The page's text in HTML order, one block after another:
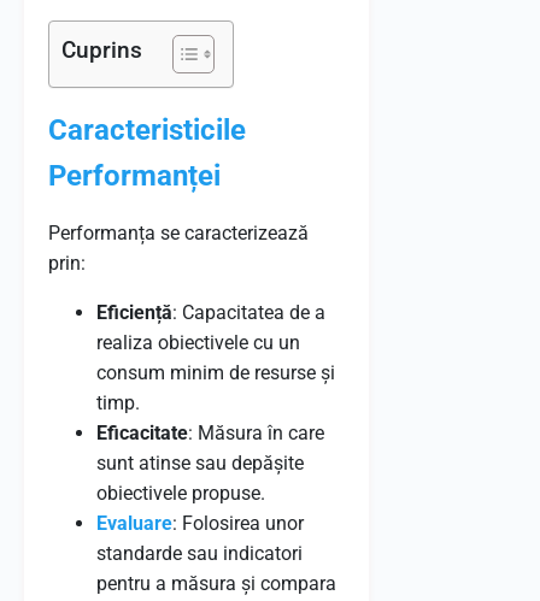
Cuprins
Caracteristicile
Performanței
Performanța se caracterizează
prin:
Eficiență: Capacitatea de a
realiza obiectivele cu un
consum minim de resurse și
timp.
Eficacitate: Măsura în care
sunt atinse sau depășite
obiectivele propuse.
Evaluare: Folosirea unor
standarde sau indicatori
pentru a măsura și compara